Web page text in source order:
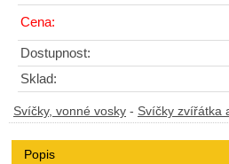
Cena:
Dostupnost:
Sklad:
Svíčky, vonné vosky - Svíčky zvířátka
Popis